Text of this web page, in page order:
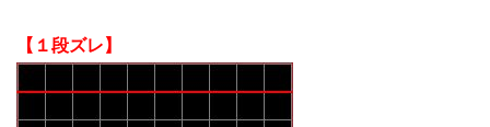
【１段ズレ】